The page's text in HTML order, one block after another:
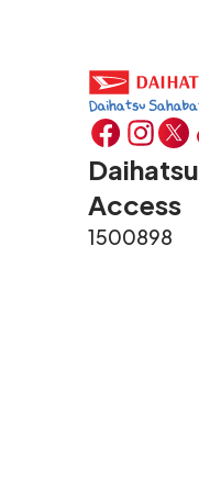
Daihatsu
Access
1500898